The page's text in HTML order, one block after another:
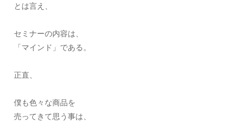
とは言え、
セミナーの内容は、
「マインド」である。
正直、
僕も色々な商品を
売ってきて思う事は、